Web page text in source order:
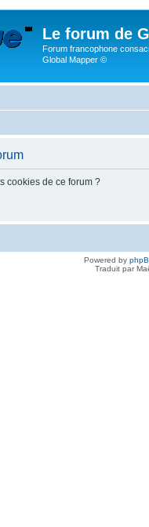
Le forum de
Forum francophone
Global Mapper ©
cookies de ce forum ?
Powered by
Traduit par